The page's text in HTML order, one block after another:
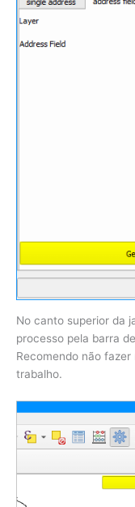
No canto superior da
processo pela barra
Recomendo não
trabalho.